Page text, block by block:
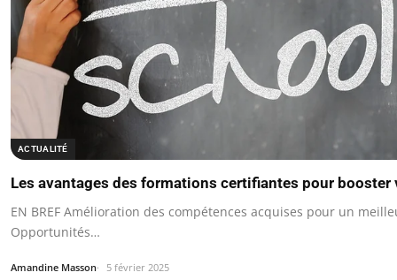
ACTUALITÉ
Les avantages des formations certifiantes pour booster
EN BREF Amélioration des compétences acquises pour un
Opportunités…
Amandine Masson 5 février 2025